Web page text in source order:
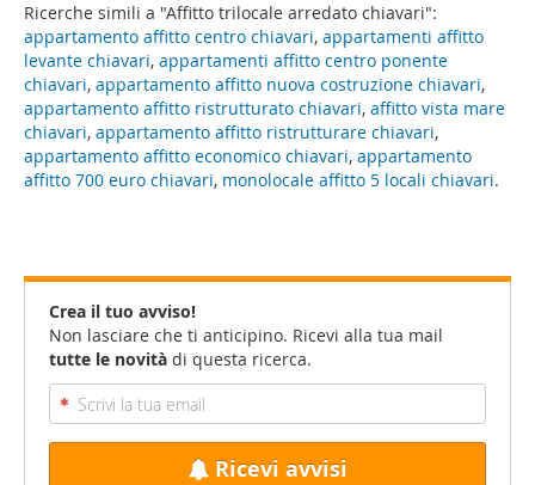
Ricerche simili a "Affitto trilocale arredato chiavari":
appartamento affitto centro chiavari, appartamenti affitto
levante chiavari, appartamenti affitto centro ponente
chiavari, appartamento affitto nuova costruzione chiavari,
appartamento affitto ristrutturato chiavari, affitto vista mare
chiavari, appartamento affitto ristrutturare chiavari,
appartamento affitto economico chiavari, appartamento
affitto 700 euro chiavari, monolocale affitto 5 locali chiavari.
Crea il tuo avviso!
Non lasciare che ti anticipino. Ricevi alla tua mail
tutte le novità di questa ricerca.
Ricevi avvisi